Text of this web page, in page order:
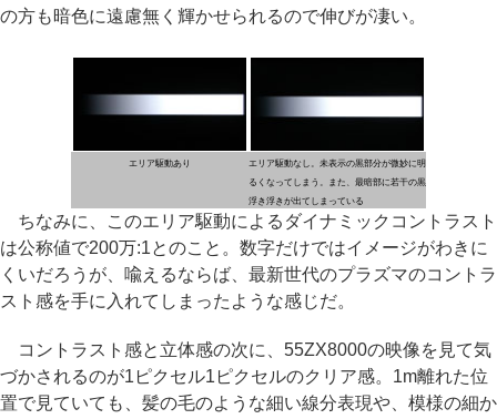
の方も暗色に遠慮無く輝かせられるので伸びが凄い。
エリア駆動あり
エリア駆動なし。未表示の黒部分が微妙に明
るくなってしまう。また、最暗部に若干の黒
浮き浮きが出てしまっている
ちなみに、このエリア駆動によるダイナミックコントラスト
は公称値で200万:1とのこと。数字だけではイメージがわきに
くいだろうが、喩えるならば、最新世代のプラズマのコントラ
スト感を手に入れてしまったような感じだ。
コントラスト感と立体感の次に、55ZX8000の映像を見て気
づかされるのが1ピクセル1ピクセルのクリア感。1m離れた位
置で見ていても、髪の毛のような細い線分表現や、模様の細か